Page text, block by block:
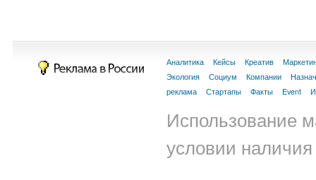
Аналитика Кейсы Креатив
Экология
Социум Компании
реклама
Стартапы Факты Event
Использование
условии